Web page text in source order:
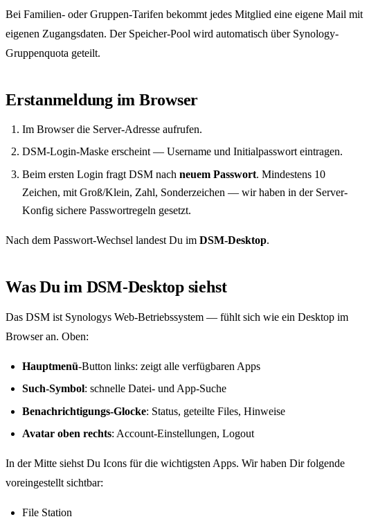
Bei Familien- oder Gruppen-Tarifen bekommt jedes Mitglied eine eigene Mail mit
eigenen Zugangsdaten. Der Speicher-Pool wird automatisch über Synology-
Gruppenquota geteilt.
Erstanmeldung im Browser
Im Browser die Server-Adresse aufrufen.
DSM-Login-Maske erscheint — Username und Initialpasswort eintragen.
Beim ersten Login fragt DSM nach neuem Passwort. Mindestens 10
Zeichen, mit Groß/Klein, Zahl, Sonderzeichen — wir haben in der Server-
Konfig sichere Passwortregeln gesetzt.
Nach dem Passwort-Wechsel landest Du im DSM-Desktop.
Was Du im DSM-Desktop siehst
Das DSM ist Synologys Web-Betriebssystem — fühlt sich wie ein Desktop im
Browser an. Oben:
Hauptmenü-Button links: zeigt alle verfügbaren Apps
Such-Symbol: schnelle Datei- und App-Suche
Benachrichtigungs-Glocke: Status, geteilte Files, Hinweise
Avatar oben rechts: Account-Einstellungen, Logout
In der Mitte siehst Du Icons für die wichtigsten Apps. Wir haben Dir folgende
voreingestellt sichtbar:
File Station